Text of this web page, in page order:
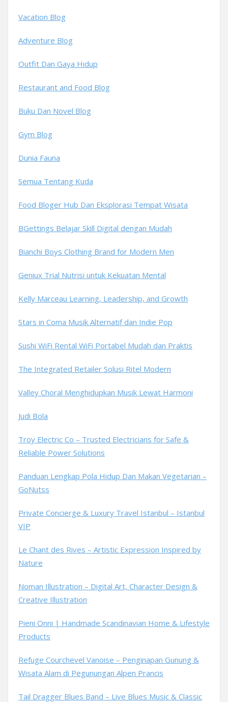
Vacation Blog
Adventure Blog
Outfit Dan Gaya Hidup
Restaurant and Food Blog
Buku Dan Novel Blog
Gym Blog
Dunia Fauna
Semua Tentang Kuda
Food Bloger Hub Dan Eksplorasi Tempat Wisata
BGettings Belajar Skill Digital dengan Mudah
Bianchi Boys Clothing Brand for Modern Men
Geniux Trial Nutrisi untuk Kekuatan Mental
Kelly Marceau Learning, Leadership, and Growth
Stars in Coma Musik Alternatif dan Indie Pop
Sushi WiFi Rental WiFi Portabel Mudah dan Praktis
The Integrated Retailer Solusi Ritel Modern
Valley Choral Menghidupkan Musik Lewat Harmoni
Judi Bola
Troy Electric Co – Trusted Electricians for Safe &
Reliable Power Solutions
Panduan Lengkap Pola Hidup Dan Makan Vegetarian –
GoNutss
Private Concierge & Luxury Travel Istanbul – Istanbul
VIP
Le Chant des Rives – Artistic Expression Inspired by
Nature
Noman Illustration – Digital Art, Character Design &
Creative Illustration
Pieni Onni | Handmade Scandinavian Home & Lifestyle
Products
Refuge Courchevel Vanoise – Penginapan Gunung &
Wisata Alam di Pegunungan Alpen Prancis
Tail Dragger Blues Band – Live Blues Music & Classic